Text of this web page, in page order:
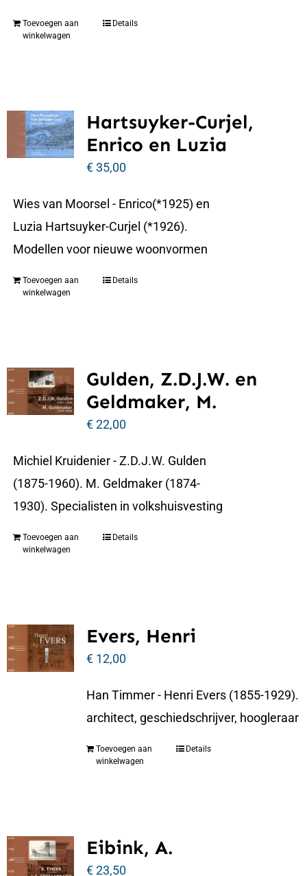
Toevoegen aan
winkelwagen
Details
Hartsuyker-Curjel,
Enrico en Luzia
€35,00
Wies van Moorsel - Enrico(*1925) en
Luzia Hartsuyker-Curjel (*1926).
Modellen voor nieuwe woonvormen
Toevoegen aan
winkelwagen
Details
Gulden, Z.D.J.W. en
Geldmaker, M.
€22,00
Michiel Kruidenier - Z.D.J.W. Gulden
(1875-1960). M. Geldmaker (1874-
1930). Specialisten in volkshuisvesting
Toevoegen aan
winkelwagen
Details
Evers, Henri
€12,00
Han Timmer - Henri Evers (1855-1929).
architect, geschiedschrijver, hoogleraar
Toevoegen aan
winkelwagen
Details
Eibink, A.
€23,50